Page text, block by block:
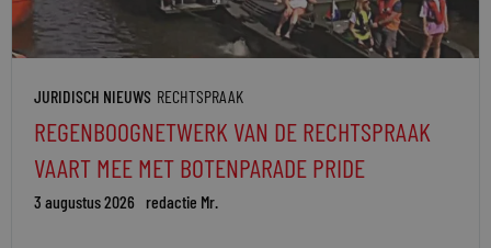
JURIDISCH NIEUWS RECHTSPRAAK
REGENBOOGNETWERK VAN DE RECHTSPRAAK
VAART MEE MET BOTENPARADE PRIDE
3 augustus 2026 redactie Mr.